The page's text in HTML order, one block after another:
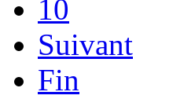
10
Suivant
Fin